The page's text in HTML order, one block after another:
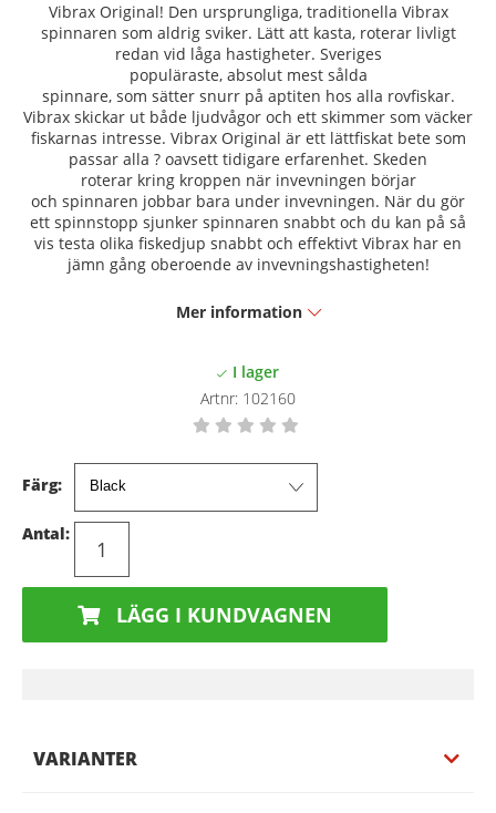
Vibrax Original! Den ursprungliga, traditionella Vibrax
spinnaren som aldrig sviker. Lätt att kasta, roterar livligt
redan vid låga hastigheter. Sveriges
populäraste, absolut mest sålda
spinnare, som sätter snurr på aptiten hos alla rovfiskar.
Vibrax skickar ut både ljudvågor och ett skimmer som väcker
fiskarnas intresse. Vibrax Original är ett lättfiskat bete som
passar alla ? oavsett tidigare erfarenhet. Skeden
roterar kring kroppen när invevningen börjar
och spinnaren jobbar bara under invevningen. När du gör
ett spinnstopp sjunker spinnaren snabbt och du kan på så
vis testa olika fiskedjup snabbt och effektivt Vibrax har en
jämn gång oberoende av invevningshastigheten!
Mer information
Artnr: 102160
Färg:
Antal:
LÄGG I KUNDVAGNEN
VARIANTER